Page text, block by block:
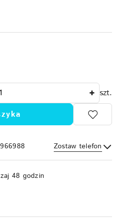
szt.
Zostaw telefon
48 godzin